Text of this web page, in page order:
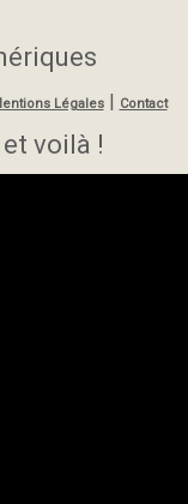
Légales | Contact
voilà !